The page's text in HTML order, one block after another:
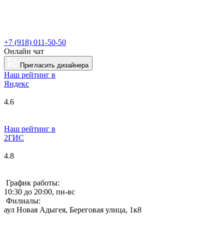
+7 (918) 011-50-50
Онлайн чат
Пригласить дизайнера
Наш рейтинг в
Яндекс
4.6
Наш рейтинг в
2ГИС
4.8
График работы:
10:30 до 20:00, пн-вс
Филиалы:
аул Новая Адыгея, Береговая улица, 1к8